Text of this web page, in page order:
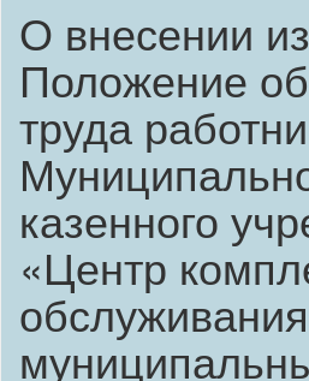
О внесении
Положение
труда
казенного
«Центр
обслуживания